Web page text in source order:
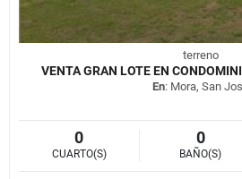
terreno
VENTA GRAN LOTE EN
En: Mora, San
0
CUARTO(S)
0
BAÑO(S)